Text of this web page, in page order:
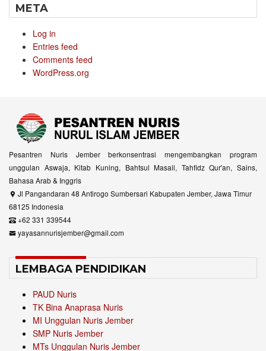
META
Log in
Entries feed
Comments feed
WordPress.org
Pesantren Nuris Jember berkonsentrasi mengembangkan program
unggulan Aswaja, Kitab Kuning, Bahtsul Masail, Tahfidz Qur'an, Sains,
Bahasa Arab & Inggris
Jl Pangandaran 48 Antirogo Sumbersari Kabupaten Jember, Jawa Timur
68125 Indonesia
+62 331 339544
yayasannurisjember@gmail.com
LEMBAGA PENDIDIKAN
PAUD Nuris
TK Bina Anaprasa Nuris
MI Unggulan Nuris Jember
SMP Nuris Jember
MTs Unggulan Nuris Jember